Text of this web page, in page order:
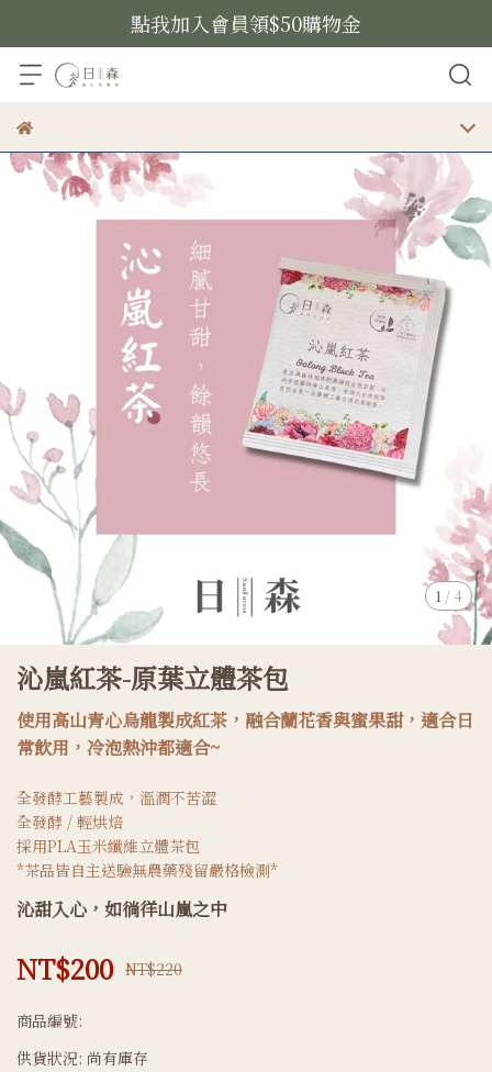
點我加入會員領$50購物金
1 / 4
沁嵐紅茶-原葉立體茶包
使用高山青心烏龍製成紅茶，融合蘭花香與蜜果甜，適合日
常飲用，冷泡熱沖都適合~
全發酵工藝製成，溫潤不苦澀
全發酵 / 輕烘焙
採用PLA玉米纖維立體茶包
*茶品皆自主送驗無農藥殘留嚴格檢測*
沁甜入心，如徜徉山嵐之中
NT$200 NT$220
商品編號:
供貨狀況: 尚有庫存